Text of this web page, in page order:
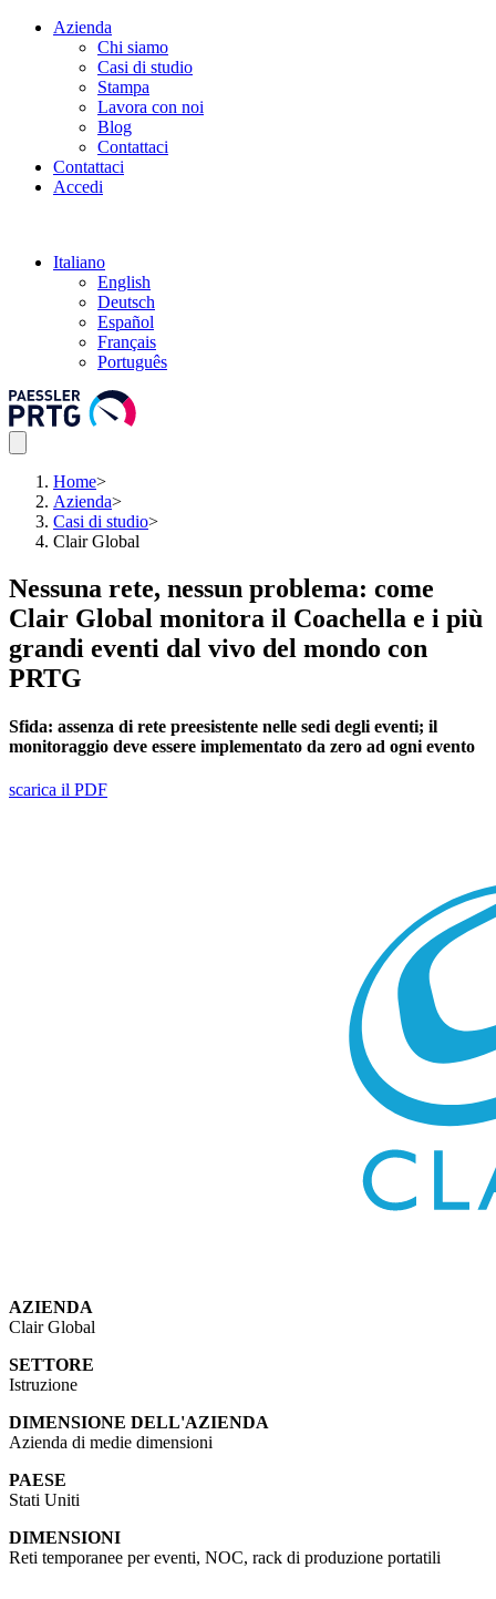
Azienda
Chi siamo
Casi di studio
Stampa
Lavora con noi
Blog
Contattaci
Contattaci
Accedi
Italiano
English
Deutsch
Español
Français
Português
Home>
Azienda>
Casi di studio>
Clair Global
Nessuna rete, nessun problema: come
Clair Global monitora il Coachella e i più
grandi eventi dal vivo del mondo con
PRTG
Sfida: assenza di rete preesistente nelle sedi degli eventi; il
monitoraggio deve essere implementato da zero ad ogni evento
scarica il PDF
AZIENDA
Clair Global
SETTORE
Istruzione
DIMENSIONE DELL'AZIENDA
Azienda di medie dimensioni
PAESE
Stati Uniti
DIMENSIONI
Reti temporanee per eventi, NOC, rack di produzione portatili